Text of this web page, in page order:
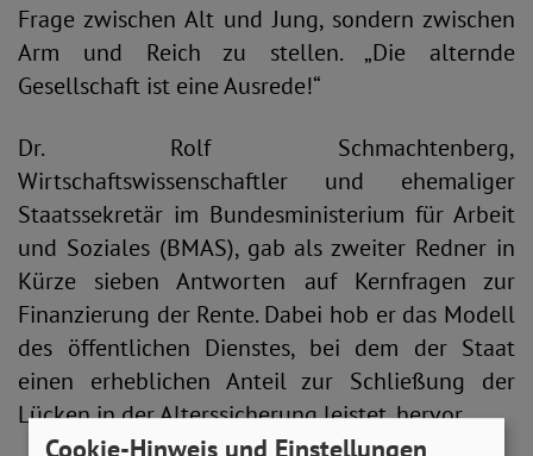
Frage zwischen Alt und Jung, sondern zwischen
Arm und Reich zu stellen. „Die alternde
Gesellschaft ist eine Ausrede!“
Dr. Rolf Schmachtenberg,
Wirtschaftswissenschaftler und ehemaliger
Staatssekretär im Bundesministerium für Arbeit
und Soziales (BMAS), gab als zweiter Redner in
Kürze sieben Antworten auf Kernfragen zur
Finanzierung der Rente. Dabei hob er das Modell
des öffentlichen Dienstes, bei dem der Staat
einen erheblichen Anteil zur Schließung der
Lücken in der Alterssicherung leistet, hervor.
Cookie-Hinweis und Einstellungen